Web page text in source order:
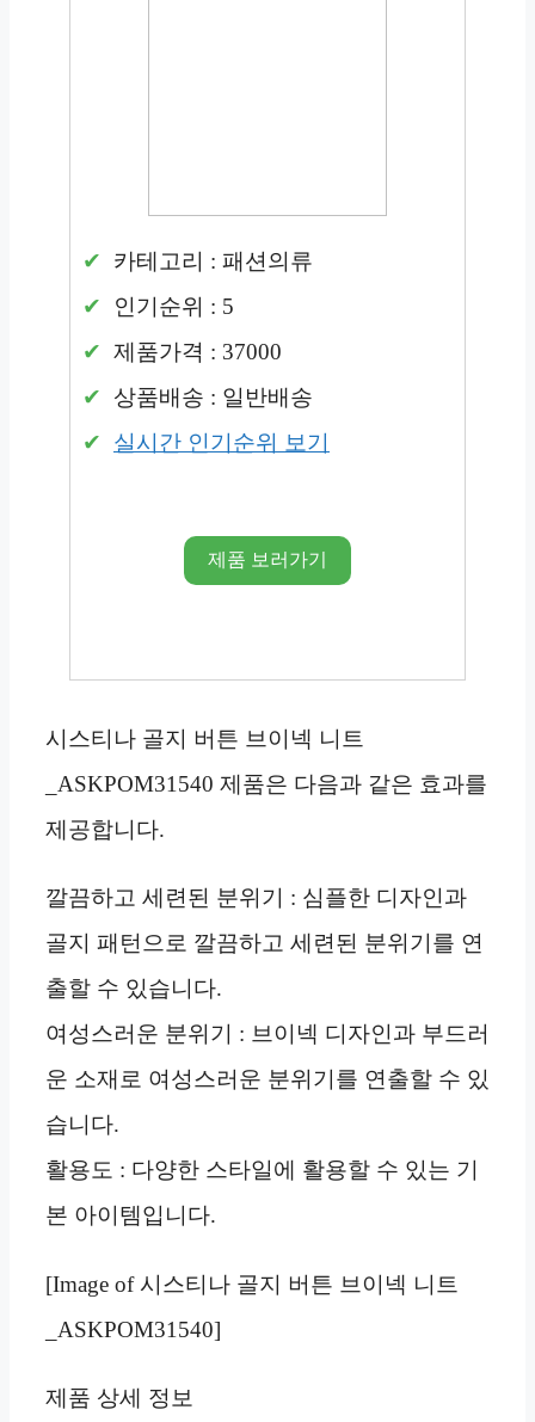
카테고리 : 패션의류
인기순위 : 5
제품가격 : 37000
상품배송 : 일반배송
실시간 인기순위 보기
제품 보러가기
시스티나 골지 버튼 브이넥 니트
_ASKPOM31540 제품은 다음과 같은 효과를
제공합니다.
깔끔하고 세련된 분위기 : 심플한 디자인과
골지 패턴으로 깔끔하고 세련된 분위기를 연
출할 수 있습니다.
여성스러운 분위기 : 브이넥 디자인과 부드러
운 소재로 여성스러운 분위기를 연출할 수 있
습니다.
활용도 : 다양한 스타일에 활용할 수 있는 기
본 아이템입니다.
[Image of 시스티나 골지 버튼 브이넥 니트
_ASKPOM31540]
제품 상세 정보